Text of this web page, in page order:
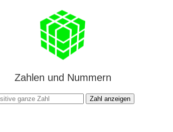
Zahlen und Nummern
Zahl anzeigen